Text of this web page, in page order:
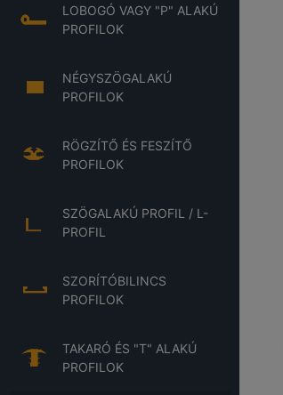
LOBOGÓ VAGY "P" ALAKÚ
PROFILOK
NÉGYSZÖGALAKÚ
PROFILOK
RÖGZÍTŐ ÉS FESZÍTŐ
PROFILOK
SZÖGALAKÚ PROFIL / L-
PROFIL
SZORÍTÓBILINCS
PROFILOK
TAKARÓ ÉS "T" ALAKÚ
PROFILOK